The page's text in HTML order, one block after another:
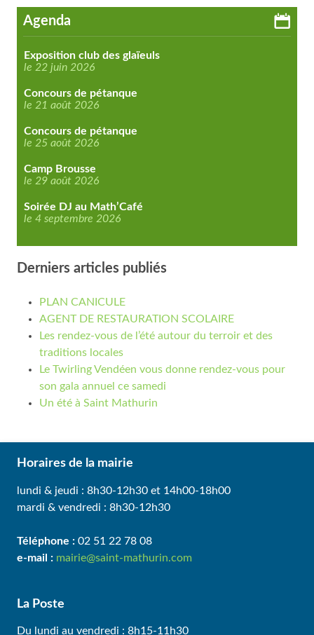
Agenda
Exposition club des glaïeuls
le 22 juin 2026
Concours de pétanque
le 21 août 2026
Concours de pétanque
le 25 août 2026
Camp Brousse
le 29 août 2026
Soirée DJ au Math’Café
le 4 septembre 2026
Derniers articles publiés
PLAN CANICULE
AGENT DE RESTAURATION SCOLAIRE
Les rendez-vous de l’été autour du terroir et des
traditions locales
Le Twirling Vendéen vous donne rendez-vous pour
son gala annuel ce samedi
Un été à Saint Mathurin
Horaires de la mairie
lundi & jeudi : 8h30-12h30 et 14h00-18h00
mardi & vendredi : 8h30-12h30
Téléphone : 02 51 22 78 08
e-mail : mairie@saint-mathurin.com
La Poste
Du lundi au vendredi : 8h15-11h30